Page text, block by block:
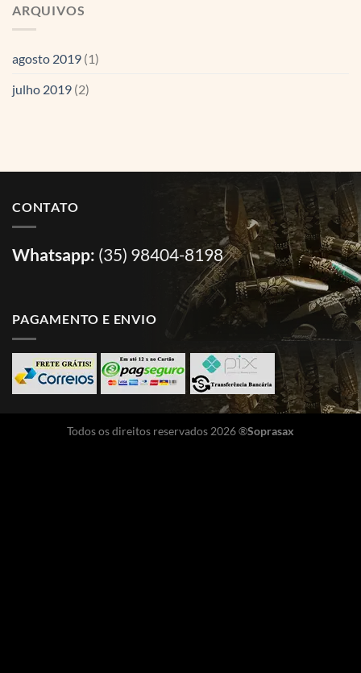
ARQUIVOS
agosto 2019 (1)
julho 2019 (2)
CONTATO
Whatsapp: (35) 98404-8198
PAGAMENTO E ENVIO
Todos os direitos reservados 2026 ®Soprasax